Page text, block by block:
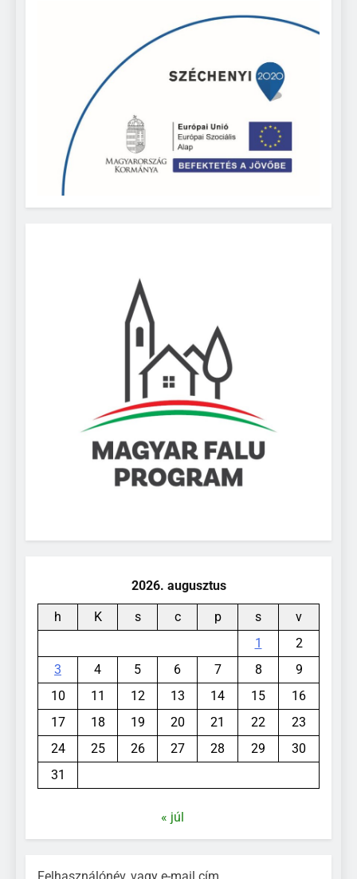
2026. augusztus
h K s c p s
v
1
2
3
4 5 6 7 8
9
10
11 12 13 14 15
16
17
18 19 20 21 22
23
24
25 26 27 28 29
30
31
« júl